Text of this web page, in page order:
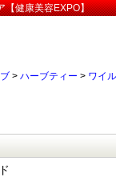
【健康美容EXPO】
> ハーブティー > ワイ